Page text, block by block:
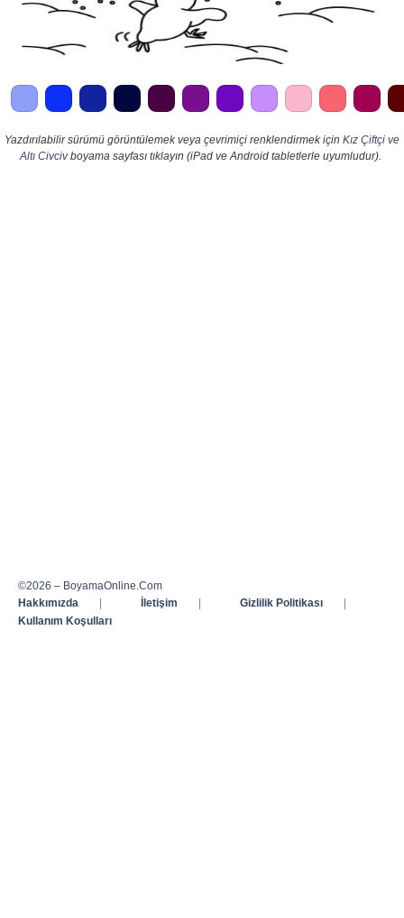
Yazdırılabilir sürümü görüntülemek veya çevrimiçi renklendirmek için Kız Çiftçi ve
Altı Civcivboyama sayfası tıklayın (iPad ve Android tabletlerle uyumludur).
©2026 – BoyamaOnline.Com
Hakkımızda
| İletişim | Gizlilik Politikası
|
Kullanım Koşulları